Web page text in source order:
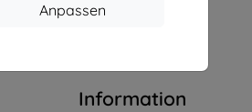
Anpassen
Information